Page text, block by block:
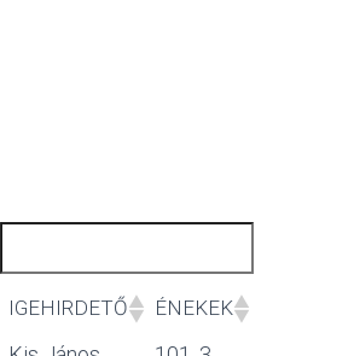
IGEHIRDETŐ
ÉNEKEK
IGEHIRDETŐ ÉNEKEK